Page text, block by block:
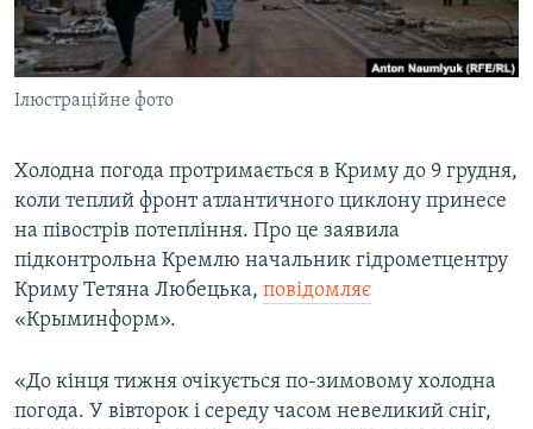
ВІДЕОУРОКИ «ELIFBE»
СВІДЧЕННЯ ОКУПАЦІЇ
УКРАЇНСЬКА ПРОБЛЕМА КРИМУ
Русский
Qırımtatar
Усі сайти RFE/RL
Ілюстраційне фото
Холодна погода протримається в Криму до 9 грудня,
коли теплий фронт атлантичного циклону принесе
на півострів потепління. Про це заявила
підконтрольна Кремлю начальник гідрометцентру
Криму Тетяна Любецька, повідомляє
«Крыминформ».
«До кінця тижня очікується по-зимовому холодна
погода. У вівторок і середу часом невеликий сніг,